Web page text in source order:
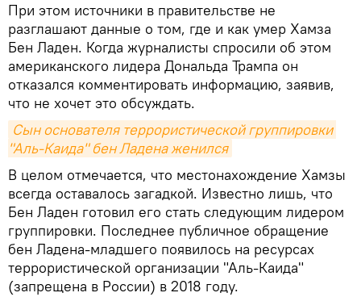
При этом источники в правительстве не
разглашают данные о том, где и как умер Хамза
Бен Ладен. Когда журналисты спросили об этом
американского лидера Дональда Трампа он
отказался комментировать информацию, заявив,
что не хочет это обсуждать.
Сын основателя террористической группировки
"Аль-Каида" бен Ладена женился
В целом отмечается, что местонахождение Хамзы
всегда оставалось загадкой. Известно лишь, что
Бен Ладен готовил его стать следующим лидером
группировки. Последнее публичное обращение
бен Ладена-младшего появилось на ресурсах
террористической организации "Аль-Каида"
(запрещена в России) в 2018 году.